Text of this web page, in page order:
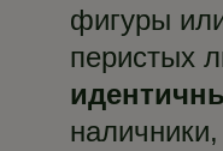
фигуры
перистых